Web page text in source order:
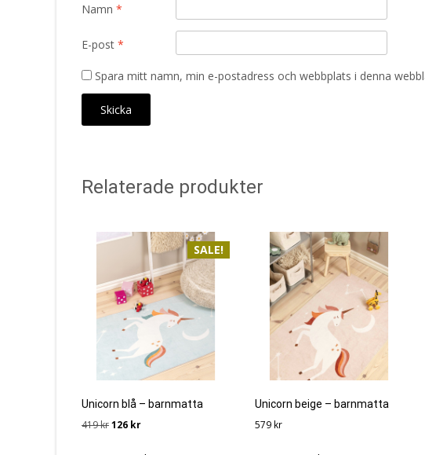
Namn *
E-post *
Spara mitt namn, min e-postadress och webbplats i denna
Relaterade produkter
SALE!
Unicorn blå – barnmatta
419krDet
126 krDet
Unicorn beige – barnmatta
579 kr